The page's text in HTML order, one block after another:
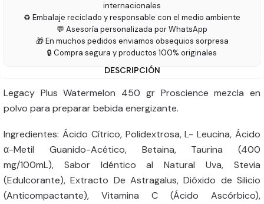
internacionales
♻️ Embalaje reciclado y responsable con el medio ambiente
💬 Asesoría personalizada por WhatsApp
🎁 En muchos pedidos enviamos obsequios sorpresa
🔒 Compra segura y productos 100% originales
DESCRIPCIÓN
Legacy Plus Watermelon 450 gr Proscience mezcla en
polvo para preparar bebida energizante.
Ingredientes: Ácido Cítrico, Polidextrosa, L- Leucina, Ácido
α-Metil Guanido-Acético, Betaina, Taurina (400
mg/100mL), Sabor Idéntico al Natural Uva, Stevia
(Edulcorante), Extracto De Astragalus, Dióxido de Silicio
(Anticompactante), Vitamina C (Ácido Ascórbico),